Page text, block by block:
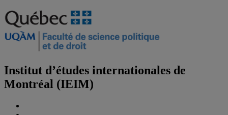
Institut d’études internationales de
Montréal (IEIM)